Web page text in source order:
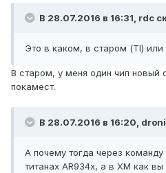
В 28.07.2016 в 16:31, rdc
Это в каком, в старом (TI) или
В старом, у меня один чип новый
покамест.
В 28.07.2016 в 16:20,
А почему тогда через
титанах AR934x, а в ХМ как вы